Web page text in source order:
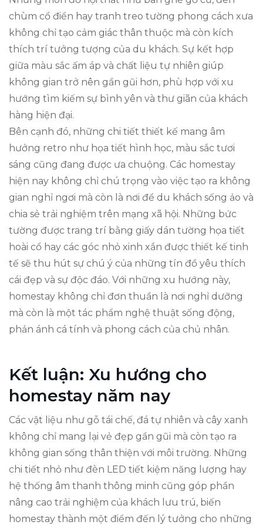
chùm cổ điển hay tranh treo tường phong cách xưa
không chỉ tạo cảm giác thân thuộc mà còn kích
thích trí tưởng tượng của du khách. Sự kết hợp
giữa màu sắc ấm áp và chất liệu tự nhiên giúp
không gian trở nên gần gũi hơn, phù hợp với xu
hướng tìm kiếm sự bình yên và thư giãn của khách
hàng hiện đại.
Bên cạnh đó, những chi tiết thiết kế mang âm
hưởng retro như họa tiết hình học, màu sắc tươi
sáng cũng đang được ưa chuộng. Các homestay
hiện nay không chỉ chú trọng vào việc tạo ra không
gian nghỉ ngơi mà còn là nơi để du khách sống ảo và
chia sẻ trải nghiệm trên mạng xã hội. Những bức
tường được trang trí bằng giấy dán tường họa tiết
hoài cổ hay các góc nhỏ xinh xắn được thiết kế tinh
tế sẽ thu hút sự chú ý của những tín đồ yêu thích
cái đẹp và sự độc đáo. Với những xu hướng này,
homestay không chỉ đơn thuần là nơi nghỉ dưỡng
mà còn là một tác phẩm nghệ thuật sống động,
phản ánh cá tính và phong cách của chủ nhân.
Kết luận: Xu hướng cho
homestay năm nay
Các vật liệu như gỗ tái chế, đá tự nhiên và cây xanh
không chỉ mang lại vẻ đẹp gần gũi mà còn tạo ra
không gian sống thân thiện với môi trường. Những
chi tiết nhỏ như đèn LED tiết kiệm năng lượng hay
hệ thống âm thanh thông minh cũng góp phần
nâng cao trải nghiệm của khách lưu trú, biến
homestay thành một điểm đến lý tưởng cho những